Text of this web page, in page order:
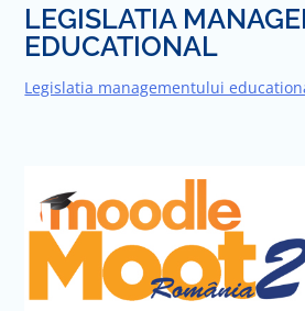
LEGISLATIA
EDUCATIONAL
Legislatia managementului